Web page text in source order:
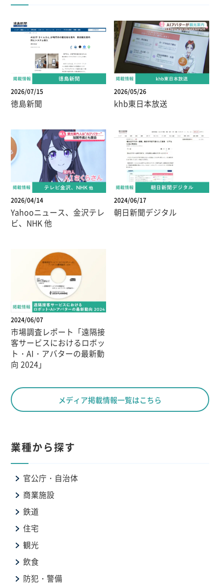
2026/07/15
徳島新聞
2026/05/26
khb東日本放送
2026/04/14
Yahooニュース、金沢テレ
ビ、NHK 他
2024/06/17
朝日新聞デジタル
2024/06/07
市場調査レポート「遠隔接
客サービスにおけるロボッ
ト・AI・アバターの最新動
向 2024」
メディア掲載情報一覧はこちら
業種から探す
官公庁・自治体
商業施設
鉄道
住宅
観光
飲食
防犯・警備